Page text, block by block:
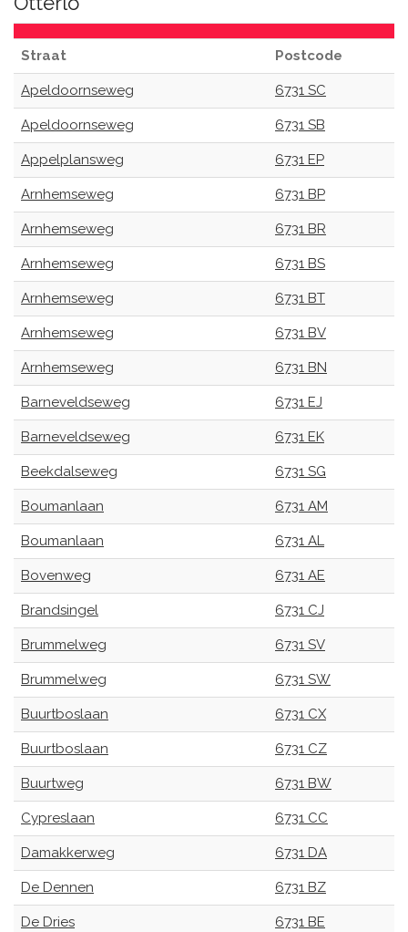
Straat Postcode
Apeldoornseweg 6731 SC
Apeldoornseweg 6731 SB
Appelplansweg 6731 EP
Arnhemseweg 6731 BP
Arnhemseweg 6731 BR
Arnhemseweg 6731 BS
Arnhemseweg 6731 BT
Arnhemseweg 6731 BV
Arnhemseweg 6731 BN
Barneveldseweg 6731 EJ
Barneveldseweg 6731 EK
Beekdalseweg 6731 SG
Boumanlaan 6731 AM
Boumanlaan 6731 AL
Bovenweg 6731 AE
Brandsingel 6731 CJ
Brummelweg 6731 SV
Brummelweg 6731 SW
Buurtboslaan 6731 CX
Buurtboslaan 6731 CZ
Buurtweg 6731 BW
Cypreslaan 6731 CC
Damakkerweg 6731 DA
De Dennen 6731 BZ
De Dries 6731 BE